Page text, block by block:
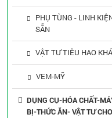
PHỤ TÙNG - LINH
SẴN
VẬT TƯ TIÊU HAO
VEM-MỸ
DỤNG CỤ-HÓA CHẤT-
BỊ-THỨC ĂN- VẬT TƯ